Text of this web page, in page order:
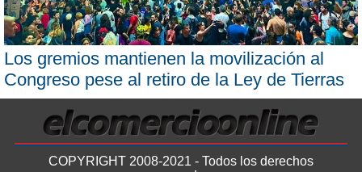
Los gremios mantienen la movilización al
Congreso pese al retiro de la Ley de Tierras
COPYRIGHT 2008-2021 - Todos los derechos